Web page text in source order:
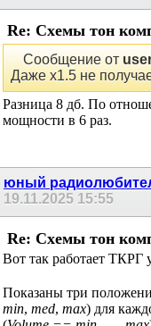
Re: Схемы тон
Сообщение от
Даже х1.5 не
Разница 8 дб. По
мощности в 6 раз.
юный
19.11.2025 15:55
Re: Схемы тон
Вот так работает ТКРГ
Показаны три
min, med, max) для